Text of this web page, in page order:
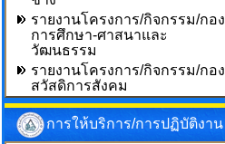
รายงานโครงการ/กิจกรรม/กอง
การศึกษา-ศาสนาและ
วัฒนธรรม
รายงานโครงการ/กิจกรรม/กอง
สวัสดิการสังคม
การให้บริการ/การปฏิบัติงาน